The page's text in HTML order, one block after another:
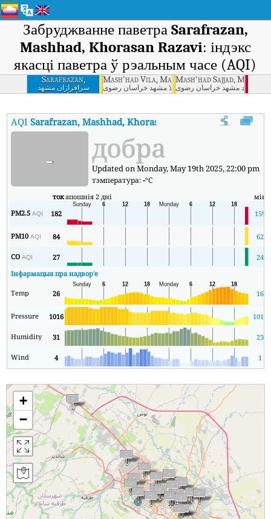
Забруджванне паветра Sarafrazan,
Mashhad, Khorasan Razavi: індэкс
якасці паветра ў рэальным часе (AQI)
Sarafrazan,
Mashhad, Khorasan
Razavi
سرافرازان مشهد
خراسان رضوی
Mash'had Vila, Mashhad, Khorasan Razavi
مشهد - ویلا مشهد خراسان رضوی
Mash'had Sajjad,
- سجاد مشهد خراسان رضوی
AQISarafrazan, Mashhad, Khorasan Razavi Індэкс якасці
- добра
Updated on Monday, May 19th 2025, 22:00 pm
тэмпература:-°C
токапошнія 2 дні мін
PM2.5AQI 182 159
PM10AQI 84 62
COAQI 27
24
Інфармацыя пра надвор'е
Temp 26 16
Pressure 1016 1013
Humidity 31 23
Wind 4 1
+
−